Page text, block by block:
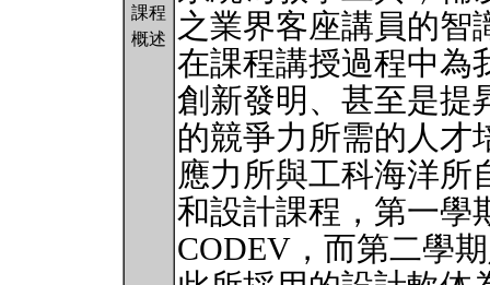
課程
概述
之業界客座講員的智
在課程講授過程中為
創新發明、甚至是提
的競爭力所需的人才
應力所與工科海洋所
和設計課程，第一學
CODEV，而第二學